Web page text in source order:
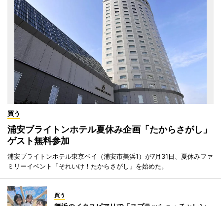
買う
浦安ブライトンホテル夏休み企画「たからさがし」
ゲスト無料参加
浦安ブライトンホテル東京ベイ（浦安市美浜1）が7月31日、夏休みファ
ミリーイベント「それいけ！たからさがし」を始めた。
買う